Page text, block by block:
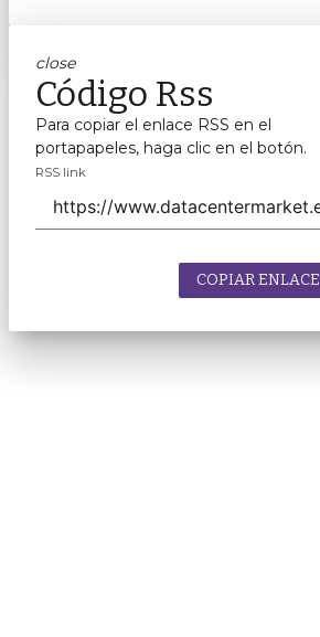
close
Código Rss
Para copiar el enlace RSS en el
portapapeles, haga clic en el botón.
RSS link
COPIAR ENLACE